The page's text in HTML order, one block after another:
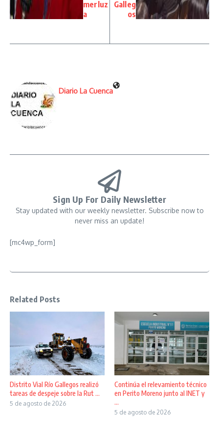
merluz
a
Galleg
os
Diario La Cuenca
Sign Up For Daily Newsletter
Stay updated with our weekly newsletter. Subscribe now to
never miss an update!
[mc4wp_form]
Related Posts
Distrito Vial Río Gallegos realizó
tareas de despeje sobre la Rut ...
5 de agosto de 2026
Continúa el relevamiento técnico
en Perito Moreno junto al INET y
...
5 de agosto de 2026